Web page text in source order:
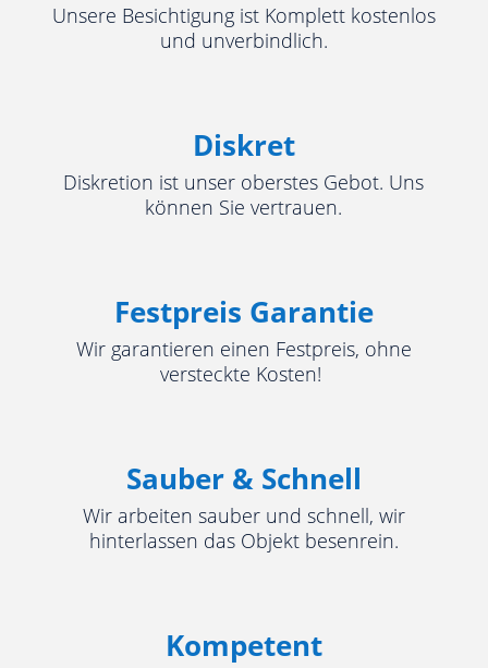
Unsere Besichtigung ist Komplett kostenlos
und unverbindlich.
Diskret
Diskretion ist unser oberstes Gebot. Uns
können Sie vertrauen.
Festpreis Garantie
Wir garantieren einen Festpreis, ohne
versteckte Kosten!
Sauber & Schnell
Wir arbeiten sauber und schnell, wir
hinterlassen das Objekt besenrein.
Kompetent